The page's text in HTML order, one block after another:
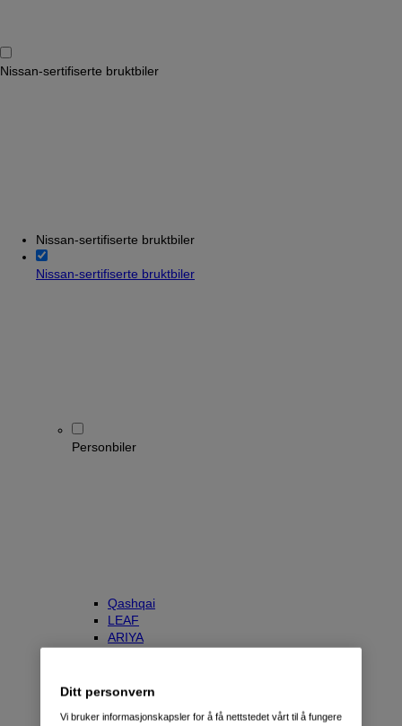
Nissan-sertifiserte bruktbiler
Nissan-sertifiserte bruktbiler
Nissan-sertifiserte bruktbiler
Personbiler
Qashqai
LEAF
ARIYA
e-NV200 Evalia
Ditt personvern
Vi bruker informasjonskapsler for å få nettstedet vårt til å fungere